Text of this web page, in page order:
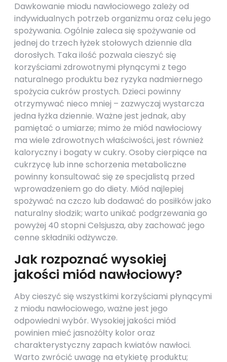
Dawkowanie miodu nawłociowego zależy od
indywidualnych potrzeb organizmu oraz celu jego
spożywania. Ogólnie zaleca się spożywanie od
jednej do trzech łyżek stołowych dziennie dla
dorosłych. Taka ilość pozwala cieszyć się
korzyściami zdrowotnymi płynącymi z tego
naturalnego produktu bez ryzyka nadmiernego
spożycia cukrów prostych. Dzieci powinny
otrzymywać nieco mniej – zazwyczaj wystarcza
jedna łyżka dziennie. Ważne jest jednak, aby
pamiętać o umiarze; mimo że miód nawłociowy
ma wiele zdrowotnych właściwości, jest również
kaloryczny i bogaty w cukry. Osoby cierpiące na
cukrzycę lub inne schorzenia metaboliczne
powinny konsultować się ze specjalistą przed
wprowadzeniem go do diety. Miód najlepiej
spożywać na czczo lub dodawać do posiłków jako
naturalny słodzik; warto unikać podgrzewania go
powyżej 40 stopni Celsjusza, aby zachować jego
cenne składniki odżywcze.
Jak rozpoznać wysokiej
jakości miód nawłociowy?
Aby cieszyć się wszystkimi korzyściami płynącymi
z miodu nawłociowego, ważne jest jego
odpowiedni wybór. Wysokiej jakości miód
powinien mieć jasnożółty kolor oraz
charakterystyczny zapach kwiatów nawłoci.
Warto zwrócić uwagę na etykietę produktu;